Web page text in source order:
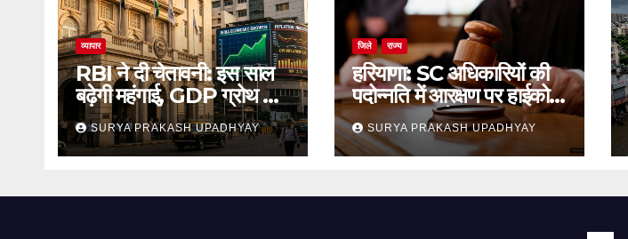
व्यापार
RBI ने दी चेतावनी: इस साल
बढ़ेगी महंगाई, GDP ग्रोथ का
अनुमान जारी
SURYA PRAKASH UPADHYAY
जिले राज्य
हरियाणा: SC अधिकारियों की
पदोन्नति में आरक्षण पर हाईकोर्ट
का स्थगन आदेश
SURYA PRAKASH UPADHYAY